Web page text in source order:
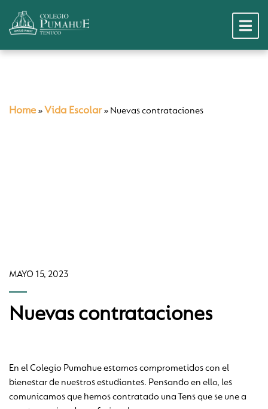
Home » Vida Escolar» Nuevas contrataciones
MAYO 15, 2023
Nuevas contrataciones
En el Colegio Pumahue estamos comprometidos con el
bienestar de nuestros estudiantes. Pensando en ello, les
comunicamos que hemos contratado una Tens que se une a